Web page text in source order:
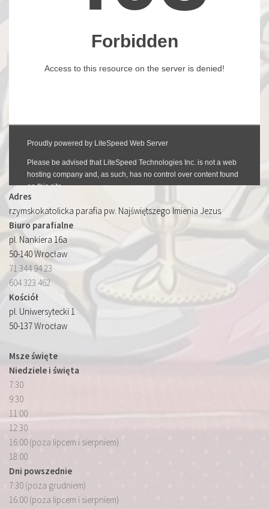
Adres
rzymskokatolicka parafia pw. Najświętszego Imienia Jezus
Biuro parafialne
pl. Nankiera 16a
50-140 Wrocław
71 344 94 23
604 323 462
Kościół
pl. Uniwersytecki 1
50-137 Wrocław
Msze święte
Niedziele i święta
7:30
9:30
11:00
12:30
16:00 (poza lipcem i sierpniem)
18:00
Dni powszednie
7:30 (poza grudniem)
16:00 (poza lipcem i sierpniem)